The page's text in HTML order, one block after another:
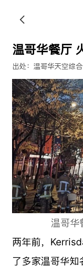
温哥华餐厅
出处：温哥华天空综合
温哥华
两年前，
了多家温哥华